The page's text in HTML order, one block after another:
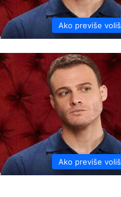
Ako previše voliš
Ako previše voliš